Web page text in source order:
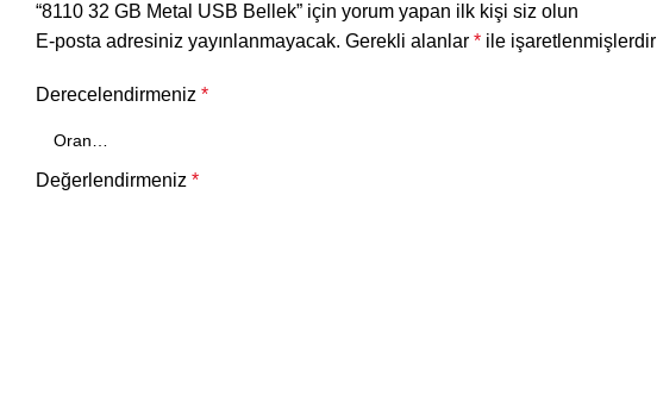
“8110 32 GB Metal USB Bellek” için yorum yapan ilk kişi siz olun
E-posta adresiniz yayınlanmayacak. Gerekli alanlar * ile işaretlenmişlerdir
Derecelendirmeniz *
Değerlendirmeniz *